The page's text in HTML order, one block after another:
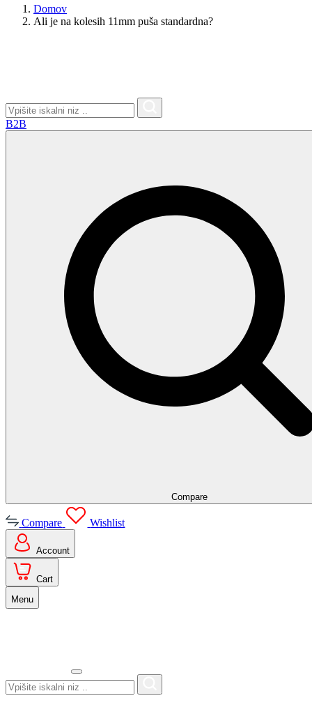
na
strani
Domov
Ali je na kolesih 11mm puša standardna?
Search
for:
B2B
Compare
Compare Wishlist
Account
Cart
Menu
Search
for: